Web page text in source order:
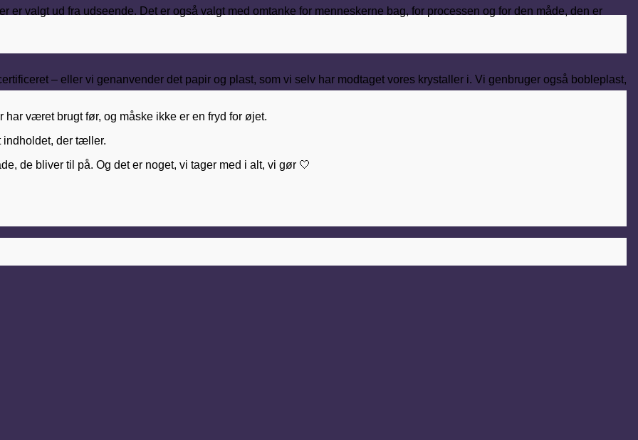
er valgt ud fra udseende. Det er også valgt med omtanke for menneskerne bag, for processen og for den måde, den er
– eller vi genanvender det papir og plast, som vi selv har modtaget vores krystaller i. Vi genbruger også bobleplast,
været brugt før, og måske ikke er en fryd for øjet.
indholdet, der tæller.
de bliver til på. Og det er noget, vi tager med i alt, vi gør 🤍